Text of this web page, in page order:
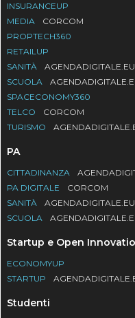
INSURANCEUP
MEDIA
CORCOM
PROPTECH360
RETAILUP
SANITÀ
AGENDADIGITALE.EU
SCUOLA
SPACECONOMY360
TELCO
CORCOM
TURISMO
PA
CITTADINANZA
PA DIGITALE
CORCOM
SANITÀ
AGENDADIGITALE.EU
SCUOLA
Startup e Open
ECONOMYUP
STARTUP
Studenti